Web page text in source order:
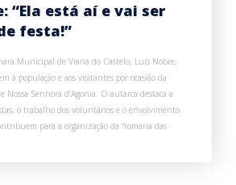
“Ela está aí e vai ser
festa!”
Municipal de Viana do Castelo, Luís Nobre,
à população e aos visitantes por ocasião da
Nossa Senhora d’Agonia. O autarca destaca a
o trabalho dos voluntários e o envolvimento
para a organização da “romaria das